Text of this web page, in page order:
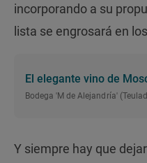
incorporando a su
lista se engrosará en
El elegante vino de
Bodega 'M de Alejandría'
Y siempre hay que